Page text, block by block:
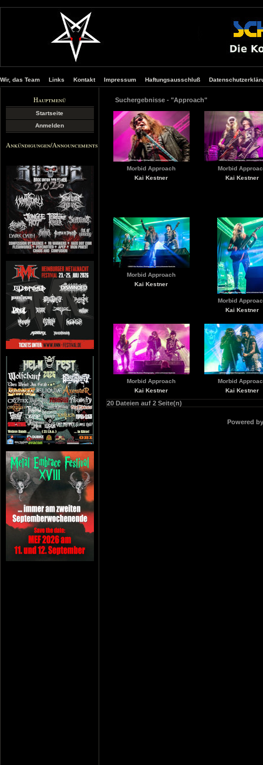
Wir, das Team Links Kontakt Impressum Haftungsausschluß
Hauptmenü
Startseite
Anmelden
Ankündigungen/Announcements
Suchergebnisse - "Approach"
Morbid Approach
Kai Kestner
Morbid
Kai Kestner
Morbid Approach
Kai Kestner
Morbid
Kai Kestner
Morbid Approach
Kai Kestner
Morbid
Kai Kestner
20 Dateien auf 2 Seite(n)
Powered